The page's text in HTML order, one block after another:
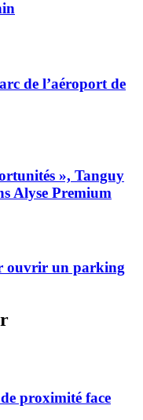
de l’aéroport de
», Tanguy
Alyse Premium
ouvrir un parking
proximité face